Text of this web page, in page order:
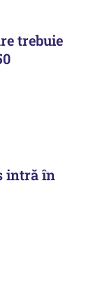
trebuie
intră în